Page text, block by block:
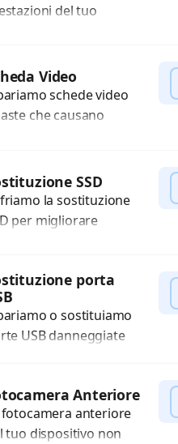
del tuo
velocizzare
di programmi
Video
schede video
che causano
approfondita e
di componenti di
SSD
la sostituzione
per migliorare
i dati
Preventivoporta
o sostituiamo
USB danneggiate
ricambi di alta
garantiti per...
Anteriore
fotocamera anteriore
tuo dispositivo non